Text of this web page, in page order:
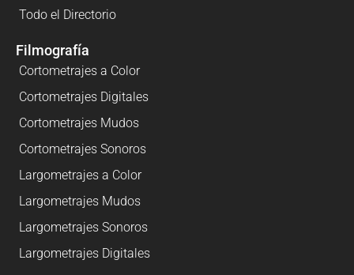
Todo el Directorio
Filmografía
Cortometrajes a Color
Cortometrajes Digitales
Cortometrajes Mudos
Cortometrajes Sonoros
Largometrajes a Color
Largometrajes Mudos
Largometrajes Sonoros
Largometrajes Digitales